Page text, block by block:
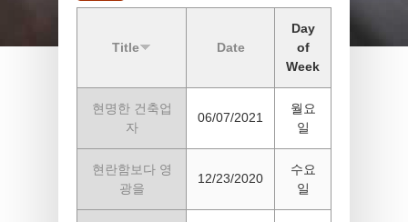
Title Date
Day
of
Week
현명한 건축업
자
06/07/2021
월요
일
현란함보다 영
광을
12/23/2020
수요
일